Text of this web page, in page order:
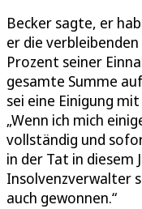
Becker sagte, er
er die
Prozent seiner
gesamte Summe
sei eine Einigung
„Wenn ich mich
vollständig und
in der Tat in diesem
Insolvenzverwalter
auch gewonnen.“